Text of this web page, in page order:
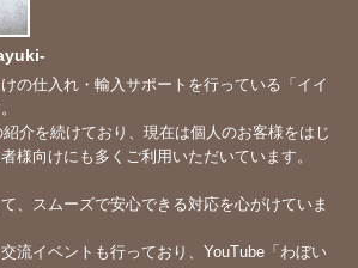
の仕入れ・輸入サポートを行っている「イイ
介を続けており、現在は個人のお客様をはじ
様向けにも多くご利用いただいています。
、スムーズで安心できる対応を心がけていま
流イベントも行っており、YouTube「 わぼい